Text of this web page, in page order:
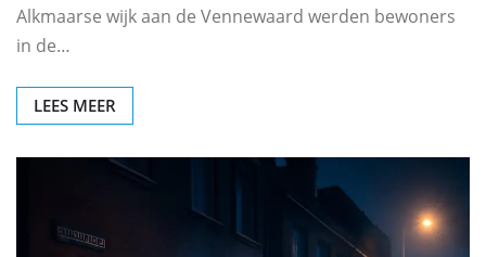
Alkmaarse wijk aan de Vennewaard werden bewoners
in de…
LEES MEER